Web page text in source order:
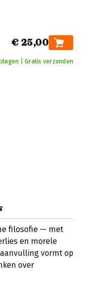
€ 25,00
| Gratis verzonden
filosofie — met
en morele
vormt op
over